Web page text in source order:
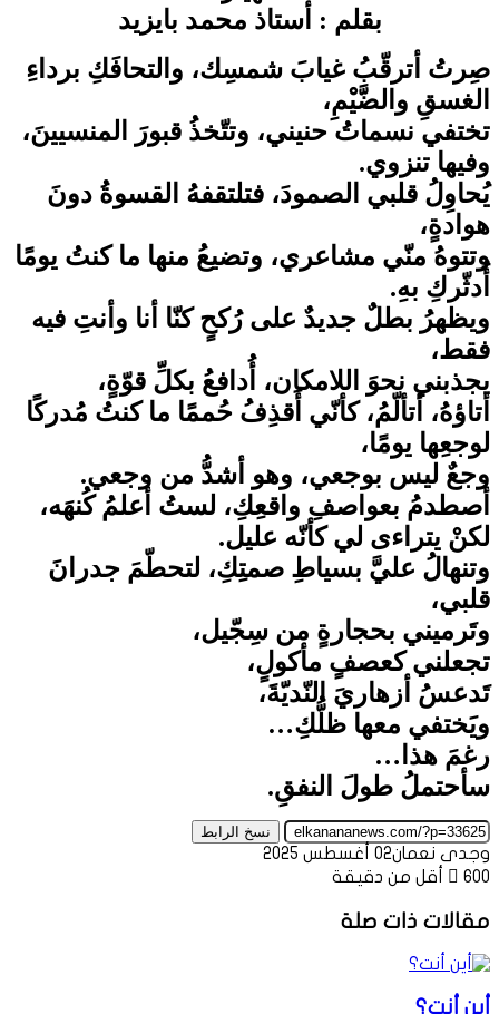
بقلم : أستاذ محمد بايزيد
صِرتُ أترقّبُ غيابَ شمسِك، والتحافَكِ برداءِ
الغسقِ والضَّيْمِ،
تختفي نسماتُ حنيني، وتتّخذُ قبورَ المنسيينَ،
وفيها تنزوي.
يُحاوِلُ قلبي الصمودَ، فتلتقفهُ القسوةُ دونَ
هوادةٍ،
وتتوهُ منّي مشاعري، وتضيعُ منها ما كنتُ يومًا
أُدثّركِ بهِ.
ويظهرُ بطلٌ جديدٌ على رُكحٍ كنّا أنا وأنتِ فيه
فقط،
يجذبني نحوَ اللامكان، أُدافعُ بكلِّ قوّةٍ،
أتاؤهُ، أتألّمُ، كأنّي أَقذِفُ حُممًا ما كنتُ مُدركًا
لوجعِها يومًا،
وجعٌ ليس بوجعي، وهو أشدُّ من وجعي.
أصطدمُ بعواصفِ واقعِكِ، لستُ أعلمُ كُنهَه،
لكنْ يتراءى لي كأنّه عليل.
وتنهالُ عليَّ بسياطِ صمتِكِ، لتحطّمَ جدرانَ
قلبي،
وتَرميني بحجارةٍ من سِجّيل،
تجعلني كعصفٍ مأكولٍ،
تَدعسُ أزهاريَ النّديّةَ،
ويَختفي معها ظلُّكِ…
رغمَ هذا…
سأحتملُ طولَ النفقِ.
نسخ الرابط
وجدى نعمان02 أغسطس 2025
600
أقل من دقيقة
مقالات ذات صلة
أين أنت؟